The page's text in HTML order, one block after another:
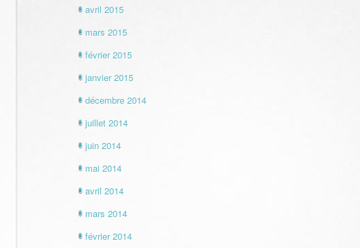
avril 2015
mars 2015
février 2015
janvier 2015
décembre 2014
juillet 2014
juin 2014
mai 2014
avril 2014
mars 2014
février 2014